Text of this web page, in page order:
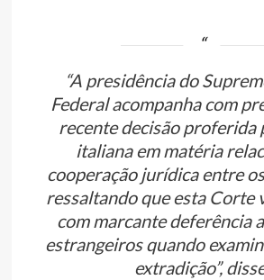
“A presidência do
Federal acompanha com
recente decisão proferida
italiana em matéria
cooperação jurídica entre
ressaltando que esta Corte
com marcante deferência
estrangeiros quando
extradição”,